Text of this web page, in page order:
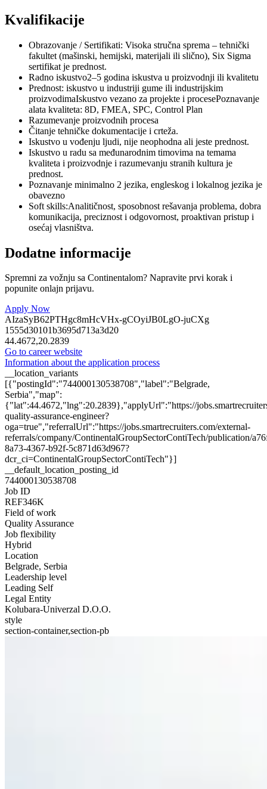
Kvalifikacije
Obrazovanje / Sertifikati: Visoka stručna sprema – tehnički
fakultet (mašinski, hemijski, materijali ili slično), Six Sigma
sertifikat je prednost.
Radno iskustvo2–5 godina iskustva u proizvodnji ili kvalitetu
Prednost: iskustvo u industriji gume ili industrijskim
proizvodimaIskustvo vezano za projekte i procesePoznavanje
alata kvaliteta: 8D, FMEA, SPC, Control Plan
Razumevanje proizvodnih procesa
Čitanje tehničke dokumentacije i crteža.
Iskustvo u vođenju ljudi, nije neophodna ali jeste prednost.
Iskustvo u radu sa međunarodnim timovima na temama
kvaliteta i proizvodnje i razumevanju stranih kultura je
prednost.
Poznavanje minimalno 2 jezika, engleskog i lokalnog jezika je
obavezno
Soft skills:Analitičnost, sposobnost rešavanja problema, dobra
komunikacija, preciznost i odgovornost, proaktivan pristup i
osećaj vlasništva.
Dodatne informacije
Spremni za vožnju sa Continentalom? Napravite prvi korak i
popunite onlajn prijavu.
Apply Now
AIzaSyB62PTHgc8mHcVHx-gCOyiJB0LgO-juCXg
1555d30101b3695d713a3d20
44.4672,20.2839
Go to career website
Information about the application process
__location_variants
[{"postingId":"744000130538708","label":"Belgrade,
Serbia","map":
{"lat":44.4672,"lng":20.2839},"applyUrl":"https://
quality-assurance-engineer?
oga=true","referralUrl":"https://jobs.smartrecruiters.com/external-
referrals/company/ContinentalGroupSectorContiTech/publication/
8a73-4367-b92f-5c871d63d967?
dcr_ci=ContinentalGroupSectorContiTech"}]
__default_location_posting_id
744000130538708
Job ID
REF346K
Field of work
Quality Assurance
Job flexibility
Hybrid
Location
Belgrade, Serbia
Leadership level
Leading Self
Legal Entity
Kolubara-Univerzal D.O.O.
style
section-container,section-pb